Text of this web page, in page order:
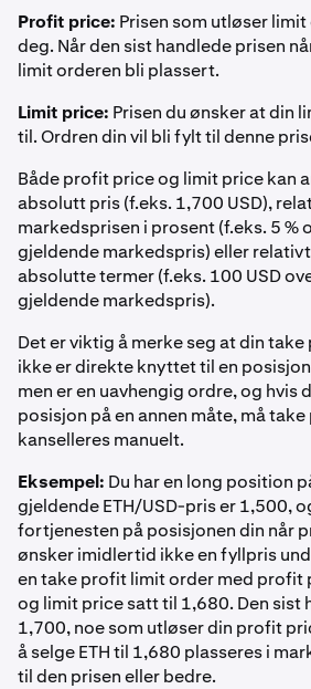
Profit price: Prisen som utløser
deg. Når den sist handlede prisen
limit orderen bli plassert.
Limit price: Prisen du ønsker at din
til. Ordren din vil bli fylt til denne
Både profit price og limit price kan
absolutt pris (f.eks. 1,700 USD),
markedsprisen i prosent (f.eks. 5 %
gjeldende markedspris) eller
absolutte termer (f.eks. 100 USD
gjeldende markedspris).
Det er viktig å merke seg at din
ikke er direkte knyttet til en
men er en uavhengig ordre, og hvis
posisjon på en annen måte, må
kanselleres manuelt.
Eksempel: Du har en long position
gjeldende ETH/USD-pris er 1,500,
fortjenesten på posisjonen din når
ønsker imidlertid ikke en fyllpris
en take profit limit order med profit
og limit price satt til 1,680. Den sist
1,700, noe som utløser din profit
å selge ETH til 1,680 plasseres i
til den prisen eller bedre.